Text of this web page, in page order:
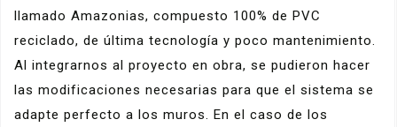
llamado Amazonias, compuesto 100% de PVC
reciclado, de última tecnología y poco mantenimiento.
Al integrarnos al proyecto en obra, se pudieron hacer
las modificaciones necesarias para que el sistema se
adapte perfecto a los muros. En el caso de los